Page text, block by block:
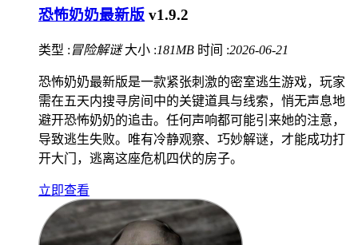
恐怖奶奶最新版 v1.9.2
类型 : 冒险解谜 大小 :181MB 时间 :2026-06-21
恐怖奶奶最新版是一款紧张刺激的密室逃生游戏，玩家
需在五天内搜寻房间中的关键道具与线索，悄无声息地
避开恐怖奶奶的追击。任何声响都可能引来她的注意，
导致逃生失败。唯有冷静观察、巧妙解谜，才能成功打
开大门，逃离这座危机四伏的房子。
立即查看